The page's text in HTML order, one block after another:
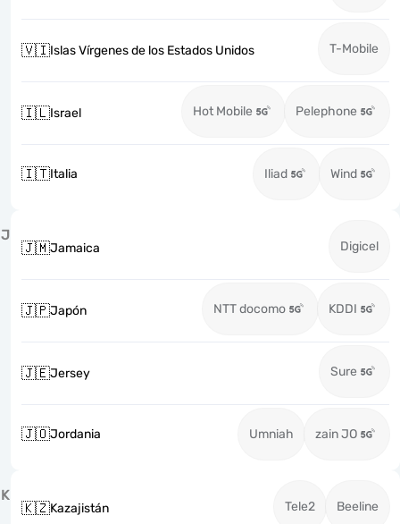
🇻🇮Islas Vírgenes de los Estados Unidos T-Mobile
🇮🇱Israel Hot Mobile Pelephone
🇮🇹Italia Iliad Wind
J
🇯🇲Jamaica Digicel
🇯🇵Japón NTT docomo KDDI
🇯🇪Jersey Sure
🇯🇴Jordania Umniah zain JO
K
🇰🇿Kazajistán Tele2 Beeline